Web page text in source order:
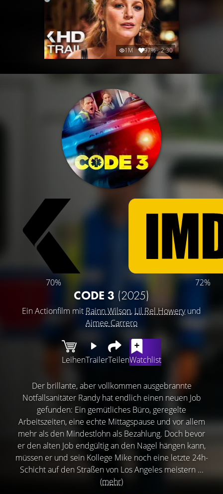
1M 97% 2:30
70% 72%
CODE 3 (2025)
Ein Actionfilm mit Rainn Wilson, Lil Rel Howeryund
Aimee Carrero
LeihenTrailerTeilenWatchlist
Der brillante, aber vollkommen ausgebrannte
Notfallsanitäter Randy hat endlich einen neuen Job
gefunden: Ein gemütliches Büro, geregelte
Arbeitszeiten, eine echte Mittagspause und vor allem
mehr als den Mindestlohn als Bezahlung. Doch bevor
er den alten Job endgültig an den Nagel hängen kann,
müssen er und sein Kollege Mike noch eine letzte 24h-
Schicht auf den Straßen von Los Angeles meistern ...
(mehr)